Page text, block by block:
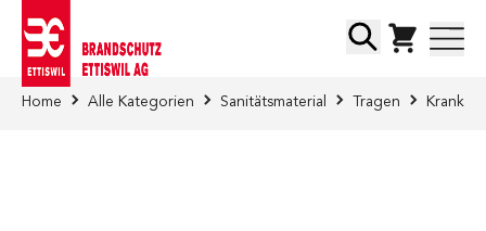
Suche
Home Alle Kategorien Sanitätsmaterial Tragen